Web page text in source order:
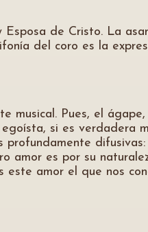
de Cristo. La
del coro es la
musical. Pues, el ágape,
si es verdadera
profundamente
amor es por su
este amor el que nos